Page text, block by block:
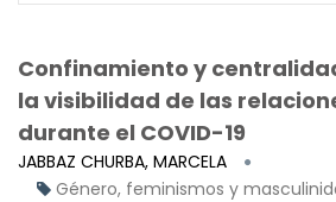
Confinamiento y
la visibilidad de las
durante el COVID-19
JABBAZ CHURBA, MARCELA
Género, feminismos y